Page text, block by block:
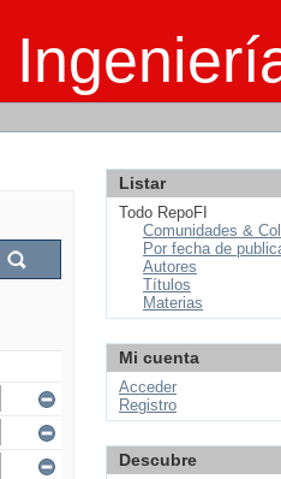
Listar
Todo RepoFI
Comunidades &
Por fecha de
Autores
Títulos
Materias
Mi cuenta
Acceder
Registro
Descubre